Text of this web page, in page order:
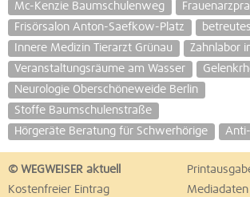
Mc-Kenzie Baumschulenweg
Frisörsalon Anton-Saefkow-Platz
Innere Medizin Tierarzt Grünau
Zahnlabor
Veranstaltungsräume am Wasser
Neurologie Oberschöneweide Berlin
Stoffe Baumschulenstraße
Hörgeräte Beratung für Schwerhörige
© WEGWEISER aktuell
Kostenfreier Eintrag
Mediadaten